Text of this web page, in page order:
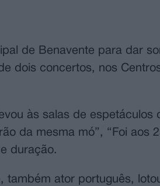
de Benavente para dar
dois concertos, nos
às salas de espetáculos
da mesma mó”, “Foi aos
duração.
ator português,